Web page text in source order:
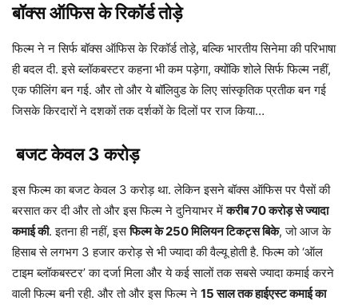
बॉक्स ऑफिस के रिकॉर्ड तोड़े
फिल्म ने न सिर्फ बॉक्स ऑफिस के रिकॉर्ड तोड़े, बल्कि भारतीय सिनेमा की परिभाषा
ही बदल दी. इसे ब्लॉकबस्टर कहना भी कम पड़ेगा, क्योंकि शोले सिर्फ फिल्म नहीं,
एक फीलिंग बन गई. और तो और ये बॉलिवुड के लिए सांस्कृतिक प्रतीक बन गई
जिसके किरदारों ने दशकों तक दर्शकों के दिलों पर राज किया…
बजट केवल 3 करोड़
इस फिल्म का बजट केवल 3 करोड़ था. लेकिन इसने बॉक्स ऑफिस पर पैसों की
बरसात कर दी और तो और इस फिल्म ने दुनियाभर मेंकरीब 70 करोड़ से ज्यादा
कमाई की. इतना ही नहीं, इसफिल्म के 250 मिलियन टिकट्स बिके, जो आज के
हिसाब से लगभग 3 हजार करोड़ से भी ज्यादा की वैल्यू होती है. फिल्म को ‘ऑल
टाइम ब्लॉकबस्टर’ का दर्जा मिला और ये कई सालों तक सबसे ज्यादा कमाई करने
वाली फिल्म बनी रही. और तो और इस फिल्म ने 15साल तक हाईएस्ट कमाई का